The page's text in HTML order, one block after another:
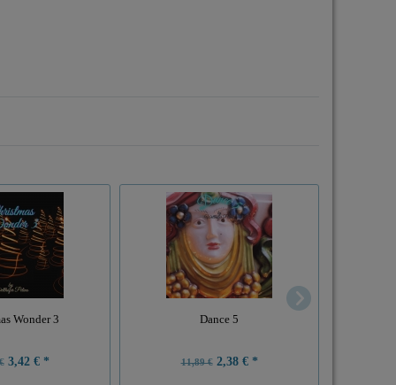
Wonder 3
3,42 € *
Dance 5
11,89 €2,38 € *